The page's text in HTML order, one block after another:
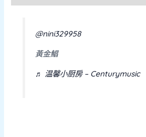
@nini329958
黃金鯧
♬ 温馨小厨房 – Centurymusic